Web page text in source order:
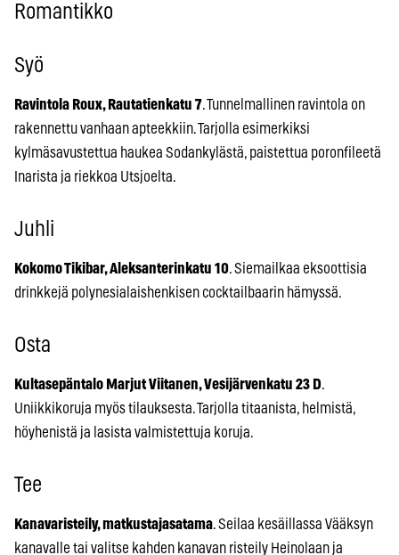
Romantikko
Syö
Ravintola Roux, Rautatienkatu 7. Tunnelmallinen ravintola on
rakennettu vanhaan apteekkiin. Tarjolla esimerkiksi
kylmäsavustettua haukea Sodankylästä, paistettua poronfileetä
Inarista ja riekkoa Utsjoelta.
Juhli
Kokomo Tikibar, Aleksanterinkatu 10. Siemailkaa eksoottisia
drinkkejä polynesialaishenkisen cocktailbaarin hämyssä.
Osta
Kultasepäntalo Marjut Viitanen, Vesijärvenkatu 23 D.
Uniikkikoruja myös tilauksesta. Tarjolla titaanista, helmistä,
höyhenistä ja lasista valmistettuja koruja.
Tee
Kanavaristeily, matkustajasatama. Seilaa kesäillassa Vääksyn
kanavalle tai valitse kahden kanavan risteily Heinolaan ja